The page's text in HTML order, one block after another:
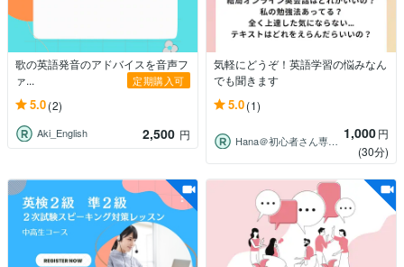
歌の英語発音のアドバイスを音声フ
ァ...
定期購入可
5.0(2)
Aki_English 2,500 円
気軽にどうぞ！英語学習の悩みなん
でも聞きます
5.0(1)
Hana＠初心者さん専門英会話講師 1,000円
(30分)